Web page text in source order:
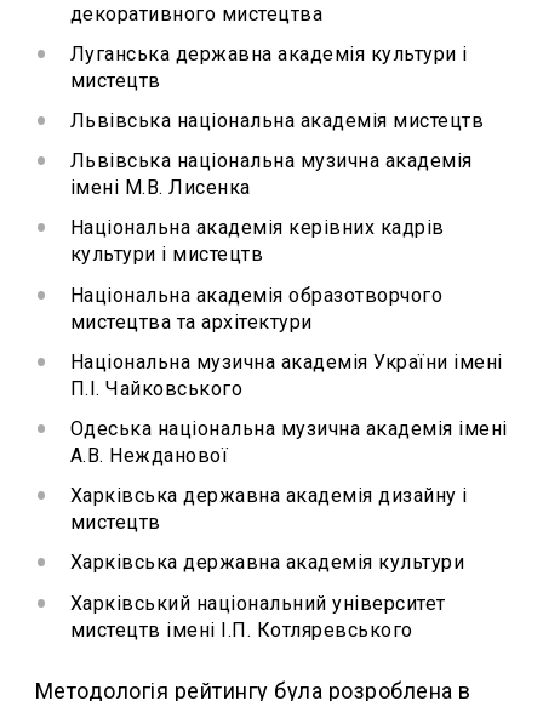
декоративного мистецтва
Луганська державна академія культури і
мистецтв
Львівська національна академія мистецтв
Львівська національна музична академія
імені М.В. Лисенка
Національна академія керівних кадрів
культури і мистецтв
Національна академія образотворчого
мистецтва та архітектури
Національна музична академія України імені
П.І. Чайковського
Одеська національна музична академія імені
А.В. Нежданової
Харківська державна академія дизайну і
мистецтв
Харківська державна академія культури
Харківський національний університет
мистецтв імені І.П. Котляревського
Методологія рейтингу була розроблена в